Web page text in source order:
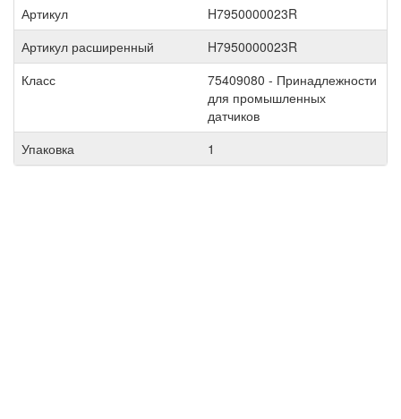
Артикул
H7950000023R
Артикул расширенный
H7950000023R
Класс
75409080 - Принадлежности
для промышленных
датчиков
Упаковка
1